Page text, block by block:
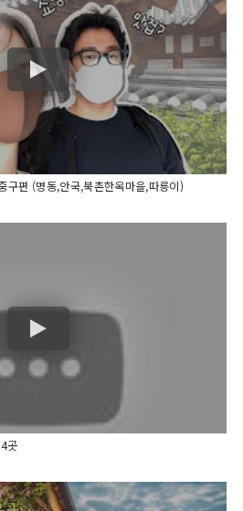
구편 (명동,안국,북촌한옥마을,따릉이)
곳